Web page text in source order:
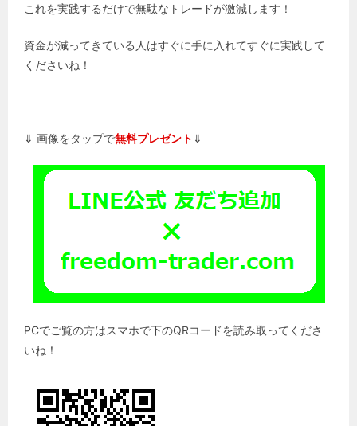
これを実践するだけで無駄なトレードが激減します！
資金が減ってきている人はすぐに手に入れてすぐに実践して
くださいね！
⇓ 画像をタップで無料プレゼント ⇓
PCでご覧の方はスマホで下のQRコードを読み取ってくださ
いね！